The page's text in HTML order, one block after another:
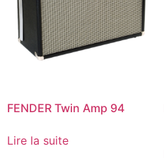
FENDER Twin Amp 94
Lire la suite